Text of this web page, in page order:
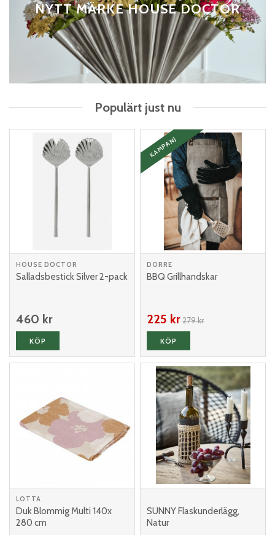
NYTT MÄRKE HOUSE DOCTOR
Populärt just nu
HOUSE DOCTOR
Salladsbestick Silver 2-pack
460 kr
KÖP
DORRE
BBQ Grillhandskar
KAMPANJ
225 kr 279 kr
KÖP
LOTTA
Duk Blommig Multi 140x
280 cm
SUNNY Flaskunderlägg,
Natur